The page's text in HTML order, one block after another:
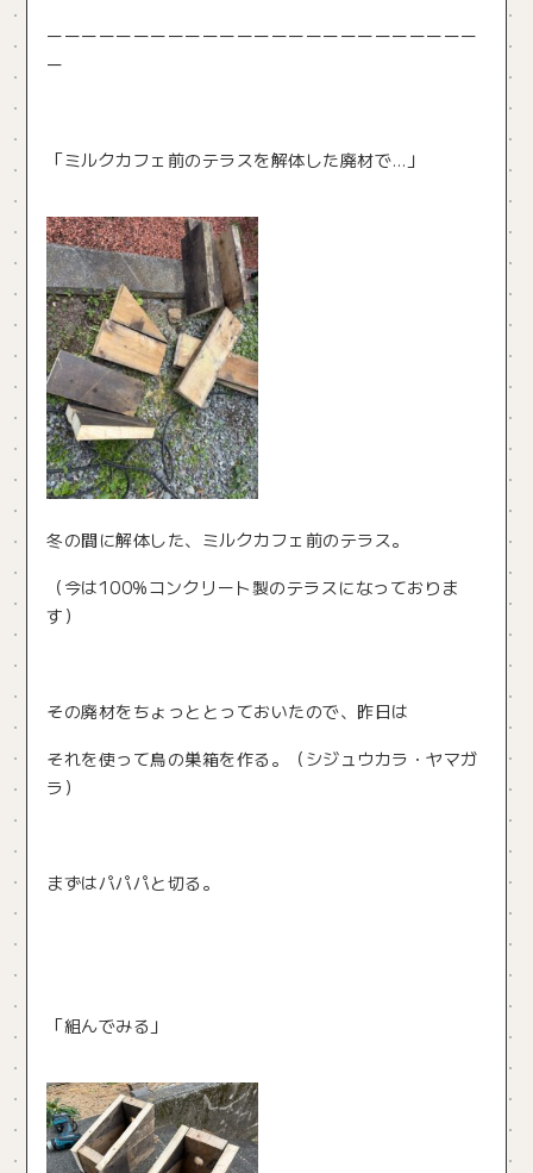
ーーーーーーーーーーーーーーーーーーーーーーーーー
ー
「ミルクカフェ前のテラスを解体した廃材で…」
冬の間に解体した、ミルクカフェ前のテラス。
（今は100%コンクリート製のテラスになっておりま
す）
その廃材をちょっととっておいたので、昨日は
それを使って鳥の巣箱を作る。（シジュウカラ・ヤマガ
ラ）
まずはパパパと切る。
「組んでみる」